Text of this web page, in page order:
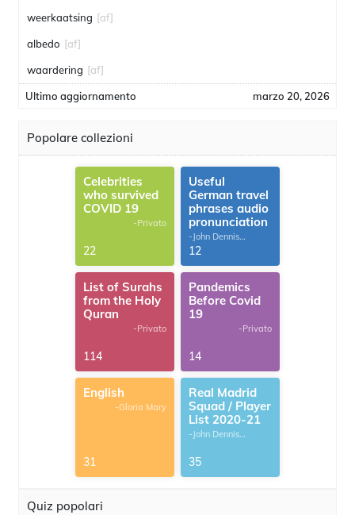
weerkaatsing [af]
albedo [af]
waardering [af]
Ultimo aggiornamento marzo 20, 2026
Popolare collezioni
Celebrities
who survived
COVID 19
-Privato
22
Useful
German travel
phrases audio
pronunciation
-John Dennis
G.Thomas
12
List of Surahs
from the Holy
Quran
-Privato
114
Pandemics
Before Covid
19
-Privato
14
English
-Gloria Mary
31
Real Madrid
Squad / Player
List 2020-21
-John Dennis
35
Quiz popolari